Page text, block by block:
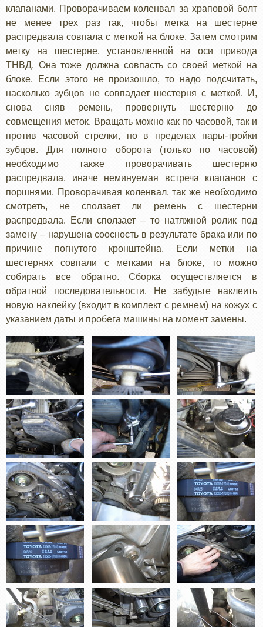
клапанами. Проворачиваем коленвал за храповой болт
не менее трех раз так, чтобы метка на шестерне
распредвала совпала с меткой на блоке. Затем смотрим
метку на шестерне, установленной на оси привода
ТНВД. Она тоже должна совпасть со своей меткой на
блоке. Если этого не произошло, то надо подсчитать,
насколько зубцов не совпадает шестерня с меткой. И,
снова сняв ремень, провернуть шестерню до
совмещения меток. Вращать можно как по часовой, так и
против часовой стрелки, но в пределах пары-тройки
зубцов. Для полного оборота (только по часовой)
необходимо также проворачивать шестерню
распредвала, иначе неминуемая встреча клапанов с
поршнями. Проворачивая коленвал, так же необходимо
смотреть, не сползает ли ремень с шестерни
распредвала. Если сползает – то натяжной ролик под
замену – нарушена соосность в результате брака или по
причине погнутого кронштейна. Если метки на
шестернях совпали с метками на блоке, то можно
собирать все обратно. Сборка осуществляется в
обратной последовательности. Не забудьте наклеить
новую наклейку (входит в комплект с ремнем) на кожух с
указанием даты и пробега машины на момент замены.